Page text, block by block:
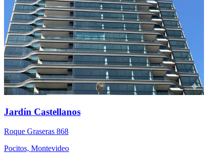
Jardín Castellanos
Roque Graseras 868
Pocitos, Montevideo